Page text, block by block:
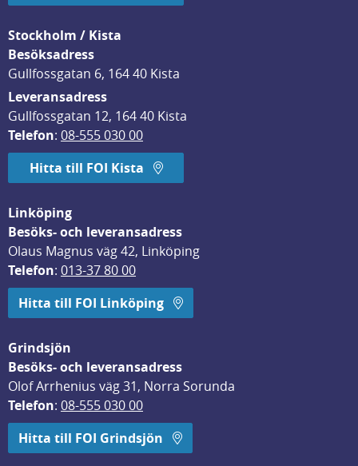
Stockholm / Kista
Besöksadress
Gullfossgatan 6, 164 40 Kista
Leveransadress
Gullfossgatan 12, 164 40 Kista
Telefon: 08-555 030 00
Hitta till FOI Kista
Linköping
Besöks- och leveransadress
Olaus Magnus väg 42, Linköping
Telefon: 013-37 80 00
Hitta till FOI Linköping
Grindsjön
Besöks- och leveransadress
Olof Arrhenius väg 31, Norra Sorunda
Telefon: 08-555 030 00
Hitta till FOI Grindsjön